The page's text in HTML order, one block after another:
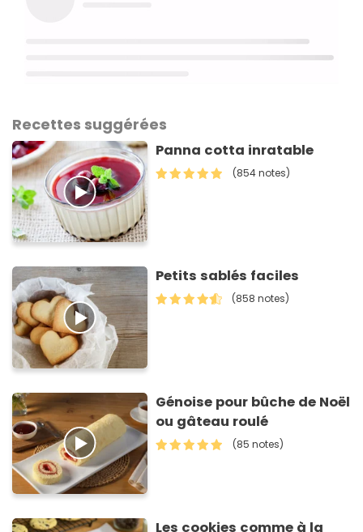
Recettes suggérées
Panna cotta inratable
(854 notes)
Petits sablés faciles
(858 notes)
Génoise pour bûche de Noël
ou gâteau roulé
(85 notes)
Les cookies comme à la